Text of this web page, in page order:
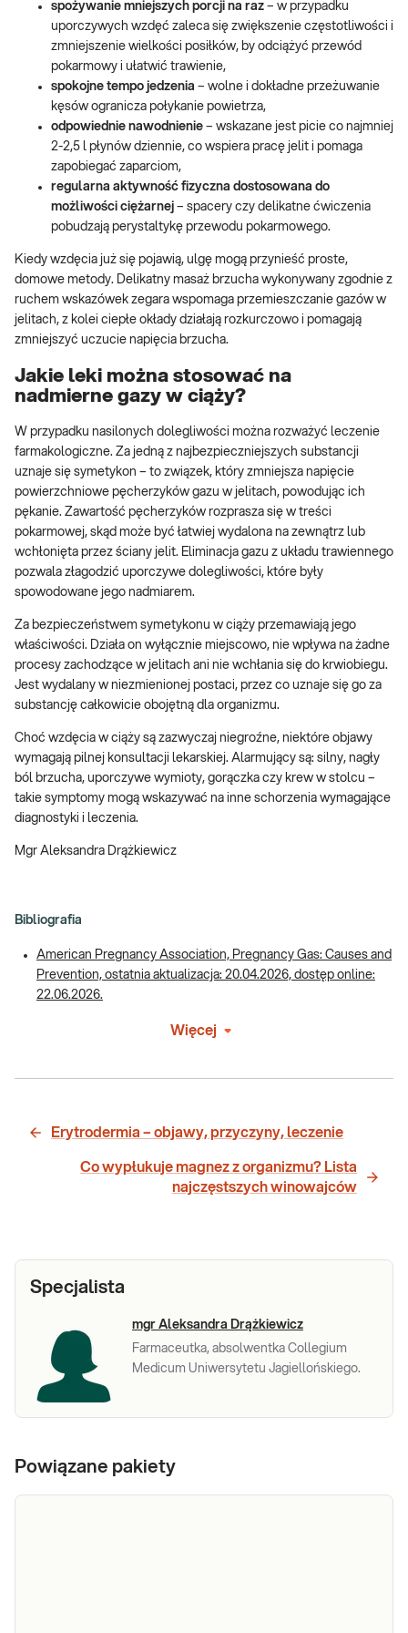
spożywanie mniejszych porcji na raz – w przypadku
uporczywych wzdęć zaleca się zwiększenie częstotliwości i
zmniejszenie wielkości posiłków, by odciążyć przewód
pokarmowy i ułatwić trawienie,
spokojne tempo jedzenia – wolne i dokładne przeżuwanie
kęsów ogranicza połykanie powietrza,
odpowiednie nawodnienie – wskazane jest picie co najmniej
2-2,5 l płynów dziennie, co wspiera pracę jelit i pomaga
zapobiegać zaparciom,
regularna aktywność fizyczna dostosowana do
możliwości ciężarnej – spacery czy delikatne ćwiczenia
pobudzają perystaltykę przewodu pokarmowego.
Kiedy wzdęcia już się pojawią, ulgę mogą przynieść proste,
domowe metody. Delikatny masaż brzucha wykonywany zgodnie z
ruchem wskazówek zegara wspomaga przemieszczanie gazów w
jelitach, z kolei ciepłe okłady działają rozkurczowo i pomagają
zmniejszyć uczucie napięcia brzucha.
Jakie leki można stosować na
nadmierne gazy w ciąży?
W przypadku nasilonych dolegliwości można rozważyć leczenie
farmakologiczne. Za jedną z najbezpieczniejszych substancji
uznaje się symetykon – to związek, który zmniejsza napięcie
powierzchniowe pęcherzyków gazu w jelitach, powodując ich
pękanie. Zawartość pęcherzyków rozprasza się w treści
pokarmowej, skąd może być łatwiej wydalona na zewnątrz lub
wchłonięta przez ściany jelit. Eliminacja gazu z układu trawiennego
pozwala złagodzić uporczywe dolegliwości, które były
spowodowane jego nadmiarem.
Za bezpieczeństwem symetykonu w ciąży przemawiają jego
właściwości. Działa on wyłącznie miejscowo, nie wpływa na żadne
procesy zachodzące w jelitach ani nie wchłania się do krwiobiegu.
Jest wydalany w niezmienionej postaci, przez co uznaje się go za
substancję całkowicie obojętną dla organizmu.
Choć wzdęcia w ciąży są zazwyczaj niegroźne, niektóre objawy
wymagają pilnej konsultacji lekarskiej. Alarmujący są: silny, nagły
ból brzucha, uporczywe wymioty, gorączka czy krew w stolcu –
takie symptomy mogą wskazywać na inne schorzenia wymagające
diagnostyki i leczenia.
Mgr Aleksandra Drążkiewicz
Bibliografia
American Pregnancy Association, Pregnancy Gas: Causes and
Prevention, ostatnia aktualizacja: 20.04.2026, dostęp online:
22.06.2026.
Więcej
Erytrodermia – objawy, przyczyny, leczenie
Co wypłukuje magnez z organizmu? Lista
najczęstszych winowajców
Specjalista
mgr Aleksandra Drążkiewicz
Farmaceutka, absolwentka Collegium
Medicum Uniwersytetu Jagiellońskiego.
Powiązane pakiety